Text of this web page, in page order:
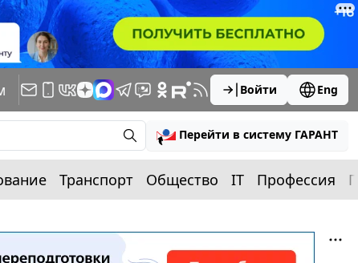
Войти Eng
Перейти в систему ГАРАНТ
Транспорт Общество IT Профессия